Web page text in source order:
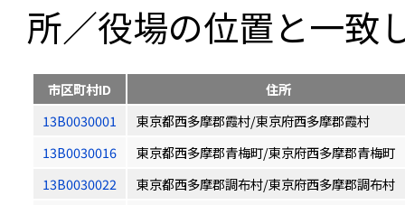
所／役場の位置と一致
市区町村ID
住所
13B0030001
東京都西多摩郡霞村/東京府西多摩郡霞村
13B0030016
東京都西多摩郡青梅町/東京府西多摩郡青梅町
13B0030022
東京都西多摩郡調布村/東京府西多摩郡調布村